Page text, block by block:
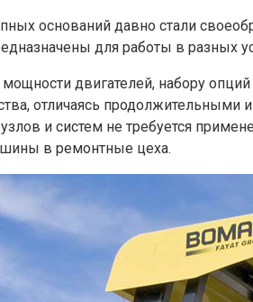
оснований давно стали
для работы в разных
мощности двигателей, набору
отличаясь
и систем не требуется
в ремонтные цеха.